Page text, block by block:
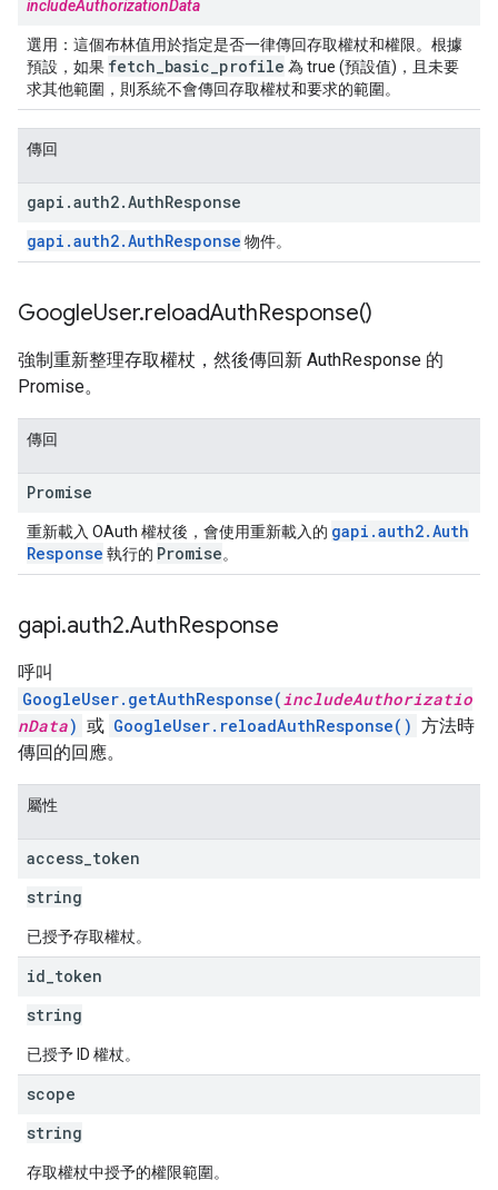
includeAuthorizationData
選用： 這個布林值用於指定是否一律傳回存取權杖和權限。根據
預設，如果 fetch basic profile 為 true (預設值)，且未要
求其他範圍，則系統不會傳回存取權杖和要求的範圍。
傳回
gapi .auth2.AuthResponse
gapi .auth2.AuthResponse 物件。
GoogleUser.reloadAuthResponse()
強制重新整理存取權杖，然後傳回新 AuthResponse 的
Promise。
傳回
Promise
重新載入 OAuth 權杖後，會使用重新載入的 gapi .auth2.Auth
Response 執行的 Promise。
gapi.auth2.AuthResponse
呼叫
GoogleUser.getAuthResponse(includeAuthorizatio
nData) 或 GoogleUser.reloadAuthResponse() 方法時
傳回的回應。
屬性
access token
string
已授予存取權杖。
id token
string
已授予 ID 權杖。
scope
string
存取權杖中授予的權限範圍。